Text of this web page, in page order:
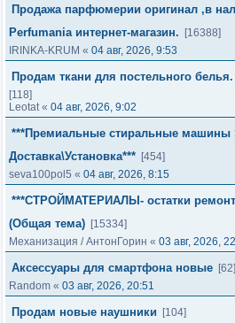
Продажа парфюмерии оригинал ,в
Perfumania интернет-магазин.
[16388]
IRINKA-KRUM « 04 авг, 2026, 9:53
Продам ткани для постельного
[118]
Leotat« 04 авг, 2026, 9:02
***Премиальные стиральные машины
Доставка\Установка*** [454]
seva100pol5 « 04 авг, 2026, 8:15
***СТРОЙМАТЕРИАЛЫ- остатки
(Общая тема) [15334]
Механизация /АнтонГорин « 03 авг, 2026,
Аксессуары для смартфона новые [62]
Random « 03 авг, 2026, 20:51
Продам новые наушники
[104]